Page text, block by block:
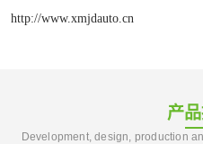
http://www.xmjdauto.cn
产
Development, design, production